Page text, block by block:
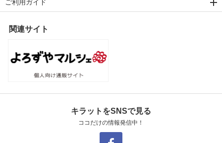
ご利用ガイド
関連サイト
キラットをSNSで見る
ココだけの情報発信中！